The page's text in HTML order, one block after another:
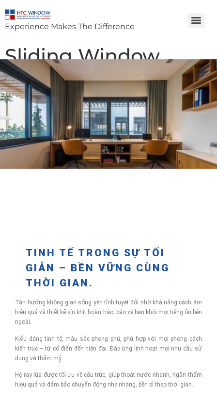
Experience Makes The Difference
Sliding Window
TINH TẾ TRONG SỰ TỐI
GIẢN – BỀN VỮNG CÙNG
THỜI GIAN.
Tận hưởng không gian sống yên tĩnh tuyệt đối nhờ khả năng cách âm
hiệu quả và thiết kế kín khít hoàn hảo, bảo vệ bạn khỏi mọi tiếng ồn bên
ngoài.
Kiểu dáng tinh tế, màu sắc phong phú, phù hợp với mọi phong cách
kiến trúc – từ cổ điển đến hiện đại. Đáp ứng linh hoạt mọi nhu cầu sử
dụng và thẩm mỹ.
Hệ ray lùa được tối ưu về cấu trúc, giúp thoát nước nhanh, ngăn thấm
hiệu quả và đảm bảo chuyển động nhẹ nhàng, bền bỉ theo thời gian.